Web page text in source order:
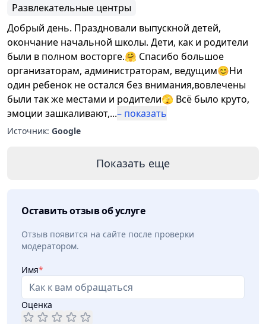
Развлекательные центры
Добрый день. Праздновали выпускной детей,
окончание начальной школы. Дети, как и родители
были в полном восторге.🤗 Спасибо большое
организаторам, администраторам, ведущим😊Ни
один ребенок не остался без внимания,вовлечены
были так же местами и родители🫣 Всё было круто,
эмоции зашкаливают,...– показать
Источник: Google
Показать еще
Оставить отзыв об услуге
Отзыв появится на сайте после проверки
модератором.
Имя*
Оценка